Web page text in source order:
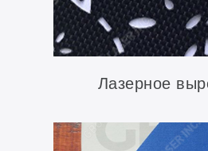
Лазерное